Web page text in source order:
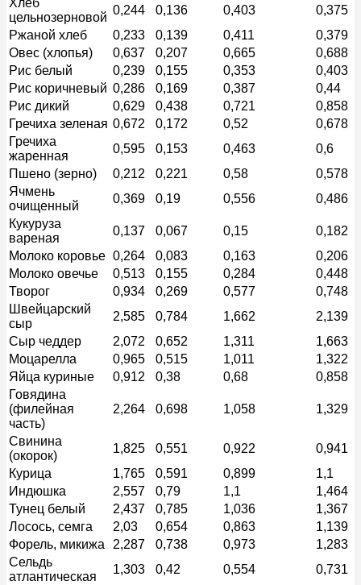
Хлеб
цельнозерновой
0,244 0,136 0,403
0,375
Ржаной хлеб
0,233 0,139 0,411
0,379
Овес (хлопья)
0,637 0,207 0,665
0,688
Рис белый
0,239 0,155 0,353
0,403
Рис коричневый 0,286 0,169 0,387
0,44
Рис дикий
0,629 0,438 0,721
0,858
Гречиха зеленая 0,672 0,172 0,52
0,678
Гречиха
жаренная
0,595 0,153 0,463
0,6
Пшено (зерно)
0,212 0,221 0,58
0,578
Ячмень
очищенный
0,369 0,19 0,556
0,486
Кукуруза
вареная
0,137 0,067 0,15
0,182
Молоко коровье 0,264 0,083 0,163
0,206
Молоко овечье
0,513 0,155 0,284
0,448
Творог
0,934 0,269 0,577
0,748
Швейцарский
сыр
2,585 0,784 1,662
2,139
Сыр чеддер
2,072 0,652 1,311
1,663
Моцарелла
0,965 0,515 1,011
1,322
Яйца куриные
0,912 0,38 0,68
0,858
Говядина
(филейная
часть)
2,264 0,698 1,058 1,329
Свинина
(окорок)
1,825 0,551 0,922
0,941
Курица
1,765 0,591 0,899
1,1
Индюшка
2,557 0,79 1,1
1,464
Тунец белый
2,437 0,785 1,036
1,367
Лосось, семга
2,03 0,654 0,863
1,139
Форель, микижа 2,287 0,738 0,973
1,283
Сельдь
атлантическая
1,303 0,42 0,554 0,731